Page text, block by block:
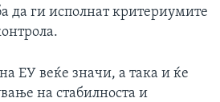
да ги исполнат критериумите
ЕУ веќе значи, а така и ќе
на стабилноста и